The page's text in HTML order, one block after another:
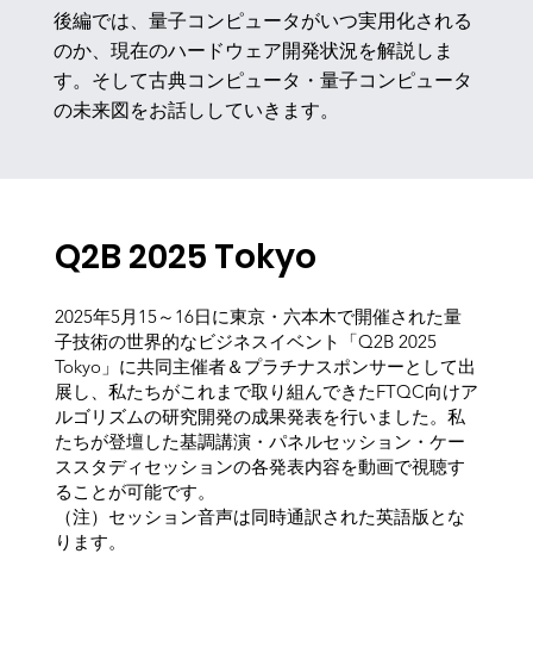
後編では、量子コンピュータがいつ実用化される
のか、現在のハードウェア開発状況を解説しま
す。そして古典コンピュータ・量子コンピュータ
の未来図をお話ししていきます。
Q2B 2025 Tokyo
2025年5月15～16日に東京・六本木で開催された量
子技術の世界的なビジネスイベント「Q2B 2025
Tokyo」に共同主催者＆プラチナスポンサーとして出
展し、私たちがこれまで取り組んできたFTQC向けア
ルゴリズムの研究開発の成果発表を行いました。私
たちが登壇した基調講演・パネルセッション・ケー
ススタディセッションの各発表内容を動画で視聴す
ることが可能です。
（注）セッション音声は同時通訳された英語版とな
ります。